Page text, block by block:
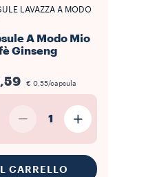
LAVAZZA A MODO
A Modo Mio
Ginseng
€ 0,55/capsula
1
CARRELLO